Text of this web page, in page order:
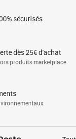
sécurisés
dès 25€ d'achat
produits marketplace